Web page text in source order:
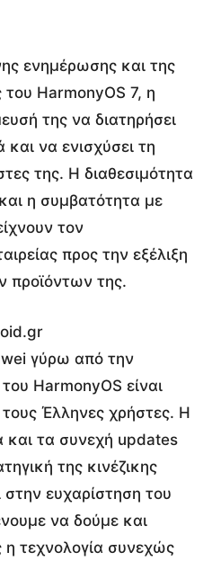
ενημέρωσης και της
του HarmonyOS 7, η
της να διατηρήσει
να ενισχύσει τη
της. Η διαθεσιμότητα
η συμβατότητα με
τον
προς την εξέλιξη
προϊόντων της.
γύρω από την
HarmonyOS είναι
τους Έλληνες χρήστες. Η
και τα συνεχή updates
της κινέζικης
στην ευχαρίστηση του
να δούμε και
η τεχνολογία συνεχώς